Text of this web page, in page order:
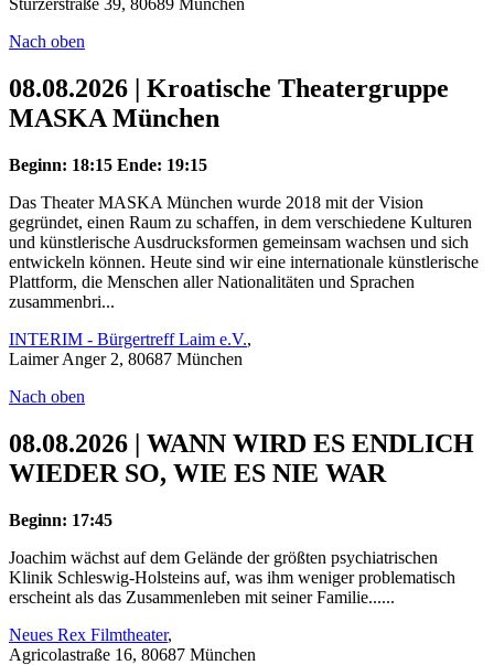
Stürzerstraße 39, 80689 München
Nach oben
08.08.2026 | Kroatische Theatergruppe
MASKA München
Beginn: 18:15 Ende: 19:15
Das Theater MASKA München wurde 2018 mit der Vision
gegründet, einen Raum zu schaffen, in dem verschiedene Kulturen
und künstlerische Ausdrucksformen gemeinsam wachsen und sich
entwickeln können. Heute sind wir eine internationale künstlerische
Plattform, die Menschen aller Nationalitäten und Sprachen
zusammenbri...
INTERIM - Bürgertreff Laim e.V.,
Laimer Anger 2, 80687 München
Nach oben
08.08.2026 | WANN WIRD ES ENDLICH
WIEDER SO, WIE ES NIE WAR
Beginn: 17:45
Joachim wächst auf dem Gelände der größten psychiatrischen
Klinik Schleswig-Holsteins auf, was ihm weniger problematisch
erscheint als das Zusammenleben mit seiner Familie......
Neues Rex Filmtheater,
Agricolastraße 16, 80687 München